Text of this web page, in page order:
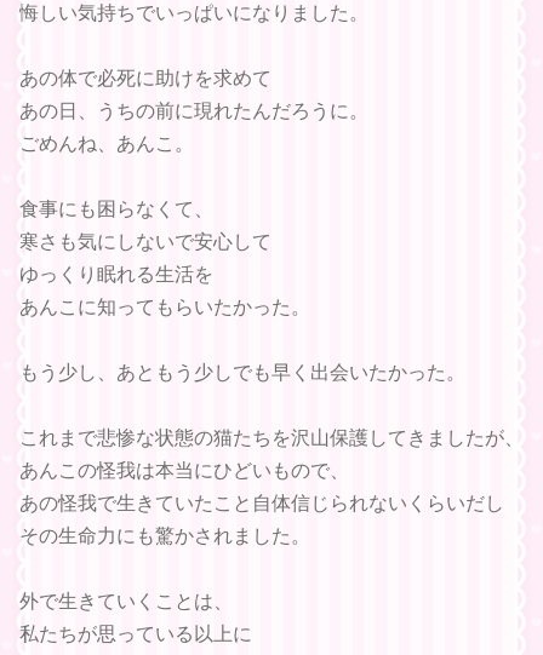
悔しい気持ちでいっぱいになりました。
あの体で必死に助けを求めて
あの日、うちの前に現れたんだろうに。
ごめんね、あんこ。
食事にも困らなくて、
寒さも気にしないで安心して
ゆっくり眠れる生活を
あんこに知ってもらいたかった。
もう少し、あともう少しでも早く出会いたかった。
これまで悲惨な状態の猫たちを沢山保護してきましたが、
あんこの怪我は本当にひどいもので、
あの怪我で生きていたこと自体信じられないくらいだし
その生命力にも驚かされました。
外で生きていくことは、
私たちが思っている以上に